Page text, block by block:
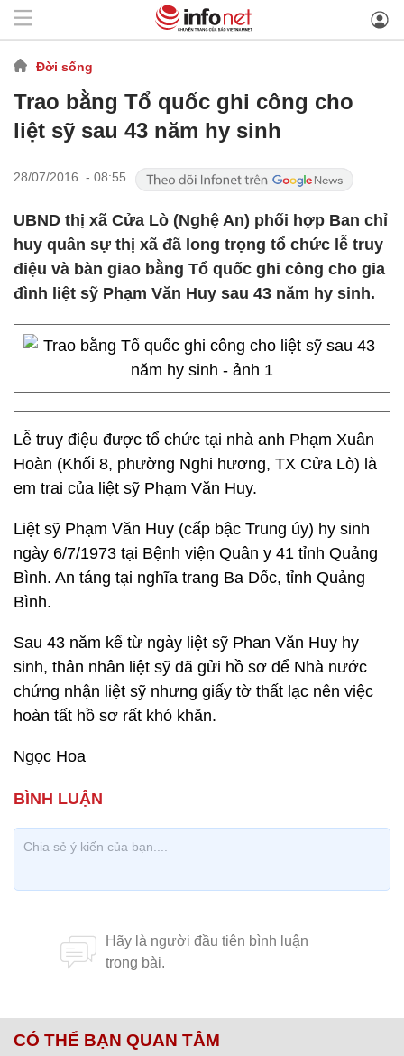
Đời sống
Trao bằng Tổ quốc ghi công cho
liệt sỹ sau 43 năm hy sinh
28/07/2016 - 08:55
UBND thị xã Cửa Lò (Nghệ An) phối hợp Ban chỉ
huy quân sự thị xã đã long trọng tổ chức lễ truy
điệu và bàn giao bằng Tổ quốc ghi công cho gia
đình liệt sỹ Phạm Văn Huy sau 43 năm hy sinh.
Lễ truy điệu được tổ chức tại nhà anh Phạm Xuân
Hoàn (Khối 8, phường Nghi hương, TX Cửa Lò) là
em trai của liệt sỹ Phạm Văn Huy.
Liệt sỹ Phạm Văn Huy (cấp bậc Trung úy) hy sinh
ngày 6/7/1973 tại Bệnh viện Quân y 41 tỉnh Quảng
Bình. An táng tại nghĩa trang Ba Dốc, tỉnh Quảng
Bình.
Sau 43 năm kể từ ngày liệt sỹ Phan Văn Huy hy
sinh, thân nhân liệt sỹ đã gửi hồ sơ để Nhà nước
chứng nhận liệt sỹ nhưng giấy tờ thất lạc nên việc
hoàn tất hồ sơ rất khó khăn.
Ngọc Hoa
CÓ THỂ BẠN QUAN TÂM